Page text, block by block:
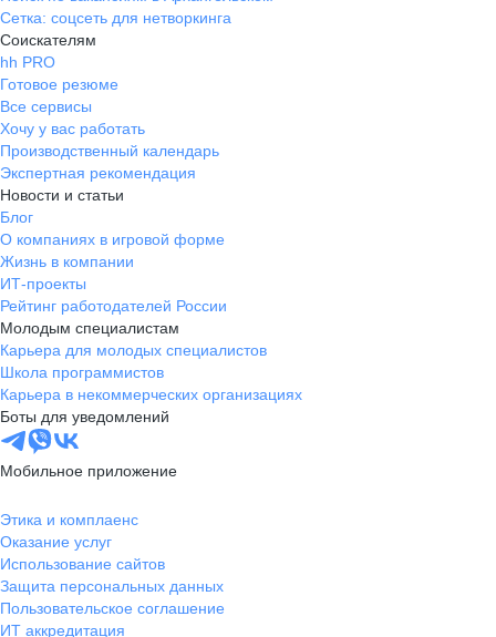
Сетка: соцсеть для нетворкинга
Соискателям
hh PRO
Готовое резюме
Все сервисы
Хочу у вас работать
Производственный календарь
Экспертная рекомендация
Новости и статьи
Блог
О компаниях в игровой форме
Жизнь в компании
ИТ-проекты
Рейтинг работодателей России
Молодым специалистам
Карьера для молодых специалистов
Школа программистов
Карьера в некоммерческих организациях
Боты для уведомлений
Мобильное приложение
Этика и комплаенс
Оказание услуг
Использование сайтов
Защита персональных данных
Пользовательское соглашение
ИТ аккредитация